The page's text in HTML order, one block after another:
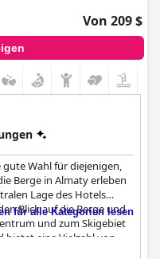
Von 209 $
gute Wahl für diejenigen,
Berge in Almaty erleben
Lage des Hotels
Blick auf die Berge und
und zum Skigebiet
bietet eine Vielzahl von
und hilfsbereit. Die
für alle Kategorien lesen